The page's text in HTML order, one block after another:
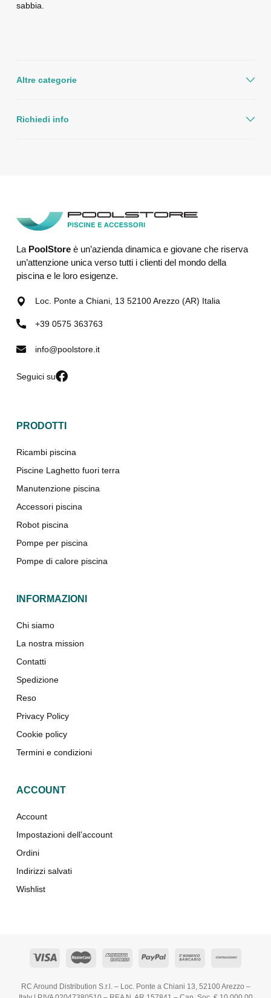
sabbia.
Altre categorie
Richiedi info
La PoolStoreè un’azienda dinamica e giovane che riserva
un’attenzione unica verso tutti i clienti del mondo della
piscina e le loro esigenze.
Loc. Ponte a Chiani, 13 52100 Arezzo (AR) Italia
+39 0575 363763
info@poolstore.it
Seguici su
PRODOTTI
Ricambi piscina
Piscine Laghetto fuori terra
Manutenzione piscina
Accessori piscina
Robot piscina
Pompe per piscina
Pompe di calore piscina
INFORMAZIONI
Chi siamo
La nostra mission
Contatti
Spedizione
Reso
Privacy Policy
Cookie policy
Termini e condizioni
ACCOUNT
Account
Impostazioni dell’account
Ordini
Indirizzi salvati
Wishlist
RC Around Distribution S.r.l. – Loc. Ponte a Chiani 13, 52100 Arezzo –